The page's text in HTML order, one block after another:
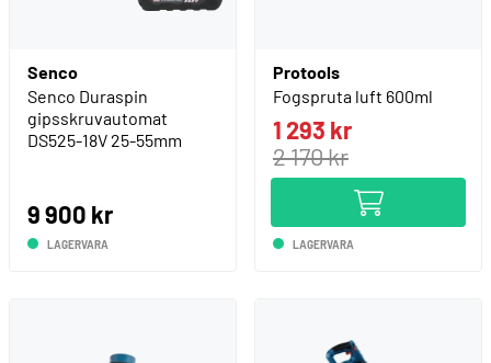
Senco
Senco Duraspin
gipsskruvautomat
DS525-18V 25-55mm
9 900 kr
LAGERVARA
Protools
Fogspruta luft 600ml
1 293 kr
2 170 kr
LAGERVARA